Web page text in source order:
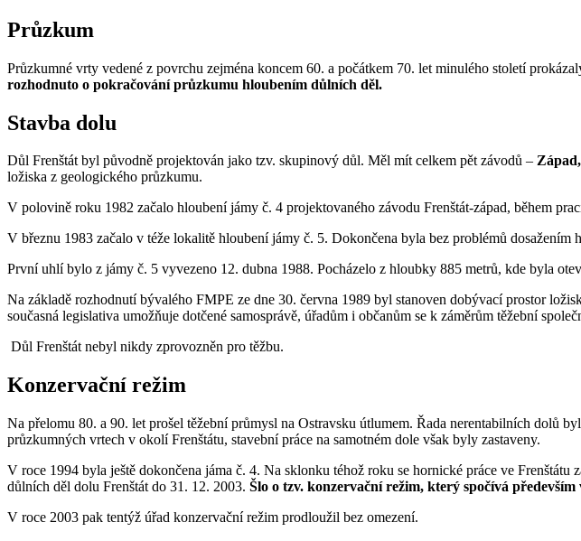
Průzkum
Průzkumné vrty vedené z povrchu zejména koncem 60. a počátkem 70. let minulého století
rozhodnuto o pokračování průzkumu hloubením důlních děl.
Stavba dolu
Důl Frenštát byl původně projektován jako tzv. skupinový důl. Měl mít celkem pět závodů –
ložiska z geologického průzkumu.
V polovině roku 1982 začalo hloubení jámy č. 4 projektovaného závodu Frenštát-západ, během
V březnu 1983 začalo v téže lokalitě hloubení jámy č. 5. Dokončena byla bez problémů
První uhlí bylo z jámy č. 5 vyvezeno 12. dubna 1988. Pocházelo z hloubky 885 metrů, kde byla
Na základě rozhodnutí bývalého FMPE ze dne 30. června 1989 byl stanoven dobývací prostor
současná legislativa umožňuje dotčené samosprávě, úřadům i občanům se k záměrům těžební
Důl Frenštát nebyl nikdy zprovozněn pro těžbu.
Konzervační režim
Na přelomu 80. a 90. let prošel těžební průmysl na Ostravsku útlumem. Řada nerentabilních dolů
průzkumných vrtech v okolí Frenštátu, stavební práce na samotném dole však byly zastaveny.
V roce 1994 byla ještě dokončena jáma č. 4. Na sklonku téhož roku se hornické práce ve
důlních děl dolu Frenštát do 31. 12. 2003. Šlo o tzv. konzervační režim, který spočívá
V roce 2003 pak tentýž úřad konzervační režim prodloužil bez omezení.